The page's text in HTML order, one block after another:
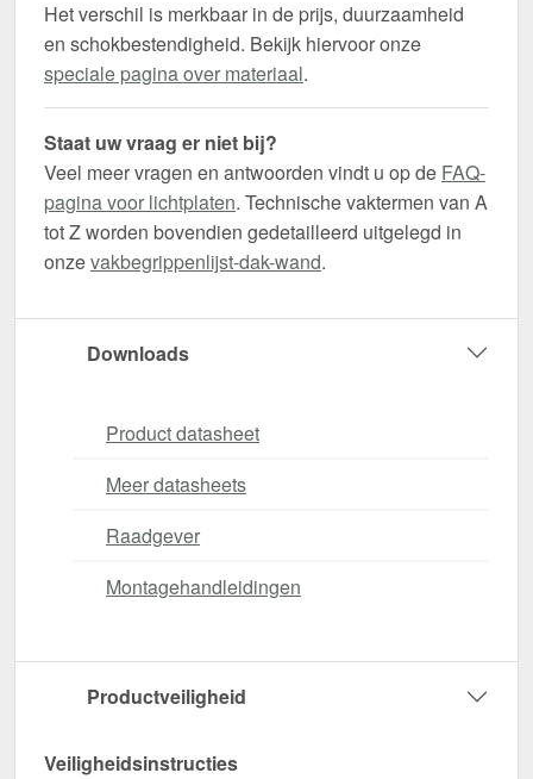
Het verschil is merkbaar in de prijs, duurzaamheid
en schokbestendigheid. Bekijk hiervoor onze
speciale pagina over materiaal.
Staat uw vraag er niet bij?
Veel meer vragen en antwoorden vindt u op de FAQ-
pagina voor lichtplaten. Technische vaktermen van A
tot Z worden bovendien gedetailleerd uitgelegd in
onzevakbegrippenlijst-dak-wand.
Downloads
Product datasheet
Meer datasheets
Raadgever
Montagehandleidingen
Productveiligheid
Veiligheidsinstructies